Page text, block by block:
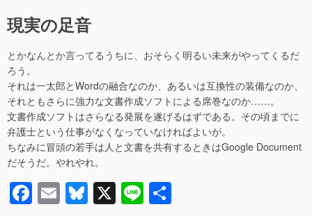
現実の足音
とかなんとか言ってるうちに、おそらく明るい未来がやってくるだ
ろう。
それは一太郎とWordの融合なのか、あるいは互換性の装備なのか、
それともさらに強力な文書作成ソフトによる席巻なのか……。
文書作成ソフトはさらなる発展を遂げるはずである。その頃までに
弁護士という仕事がなくなっていなければよいが。
ちなみに冒頭の若手は人と文書を共有するときはGoogle Document
だそうだ。やれやれ。
F E Bl X Li